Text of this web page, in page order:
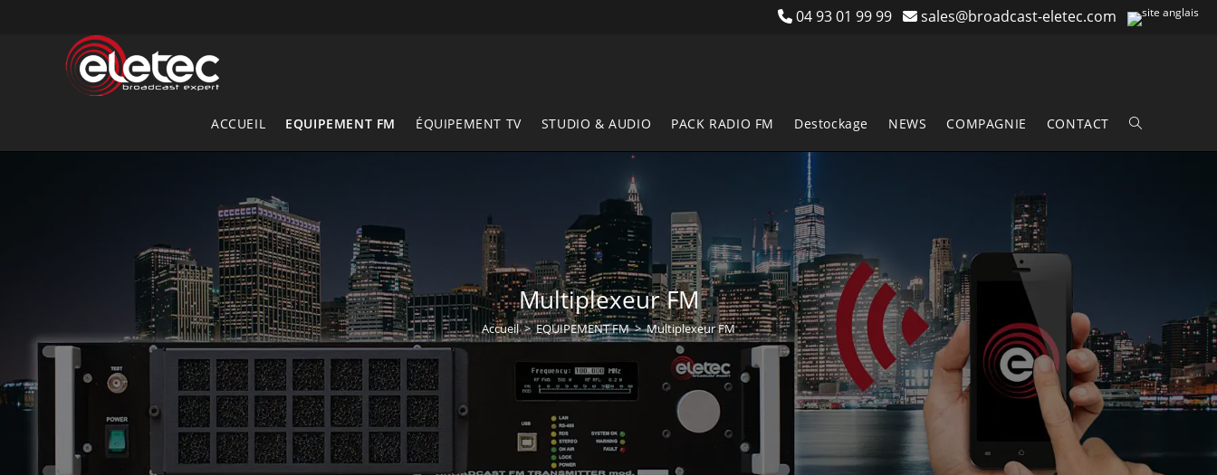
04 93 01 99 99 sales@broadcast-eletec.com
ACCUEIL EQUIPEMENT FM ÉQUIPEMENT TV STUDIO & AUDIO PACK RADIO FM Destockage NEWS COMPAGNIE CONTACT Toggle
Multiplexeur FM
Accueil > EQUIPEMENT FM > Multiplexeur FM